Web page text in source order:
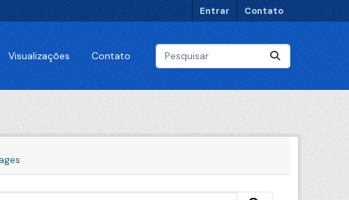
Entrar Contato
Visualizações Contato